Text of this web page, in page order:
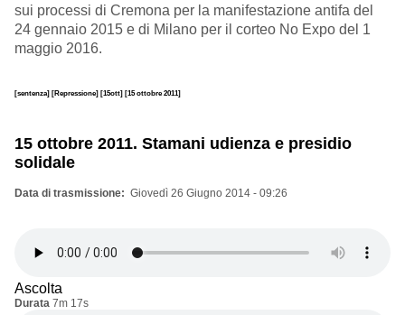
sui processi di Cremona per la manifestazione antifa del
24 gennaio 2015 e di Milano per il corteo No Expo del 1
maggio 2016.
[sentenza] [Repressione] [15ott] [15 ottobre 2011]
15 ottobre 2011. Stamani udienza e presidio
solidale
Data di trasmissione Giovedì 26 Giugno 2014 - 09:26
Ascolta
Durata 7m 17s